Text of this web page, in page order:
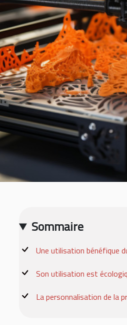
Sommaire
Une utilisation bénéfique
Son utilisation est
La personnalisation de la